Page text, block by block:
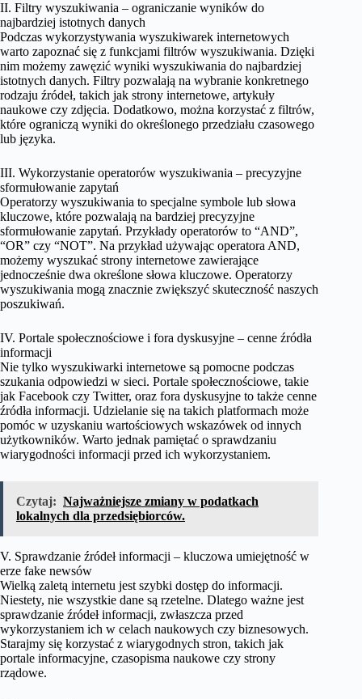
II. Filtry wyszukiwania – ograniczanie wyników do
najbardziej istotnych danych
Podczas wykorzystywania wyszukiwarek internetowych
warto zapoznać się z funkcjami filtrów wyszukiwania. Dzięki
nim możemy zawęzić wyniki wyszukiwania do najbardziej
istotnych danych. Filtry pozwalają na wybranie konkretnego
rodzaju źródeł, takich jak strony internetowe, artykuły
naukowe czy zdjęcia. Dodatkowo, można korzystać z filtrów,
które ograniczą wyniki do określonego przedziału czasowego
lub języka.
III. Wykorzystanie operatorów wyszukiwania – precyzyjne
sformułowanie zapytań
Operatorzy wyszukiwania to specjalne symbole lub słowa
kluczowe, które pozwalają na bardziej precyzyjne
sformułowanie zapytań. Przykłady operatorów to “AND”,
“OR” czy “NOT”. Na przykład używając operatora AND,
możemy wyszukać strony internetowe zawierające
jednocześnie dwa określone słowa kluczowe. Operatorzy
wyszukiwania mogą znacznie zwiększyć skuteczność naszych
poszukiwań.
IV. Portale społecznościowe i fora dyskusyjne – cenne źródła
informacji
Nie tylko wyszukiwarki internetowe są pomocne podczas
szukania odpowiedzi w sieci. Portale społecznościowe, takie
jak Facebook czy Twitter, oraz fora dyskusyjne to także cenne
źródła informacji. Udzielanie się na takich platformach może
pomóc w uzyskaniu wartościowych wskazówek od innych
użytkowników. Warto jednak pamiętać o sprawdzaniu
wiarygodności informacji przed ich wykorzystaniem.
Czytaj: Najważniejsze zmiany w podatkach
lokalnych dla przedsiębiorców.
V. Sprawdzanie źródeł informacji – kluczowa umiejętność w
erze fake newsów
Wielką zaletą internetu jest szybki dostęp do informacji.
Niestety, nie wszystkie dane są rzetelne. Dlatego ważne jest
sprawdzanie źródeł informacji, zwłaszcza przed
wykorzystaniem ich w celach naukowych czy biznesowych.
Starajmy się korzystać z wiarygodnych stron, takich jak
portale informacyjne, czasopisma naukowe czy strony
rządowe.